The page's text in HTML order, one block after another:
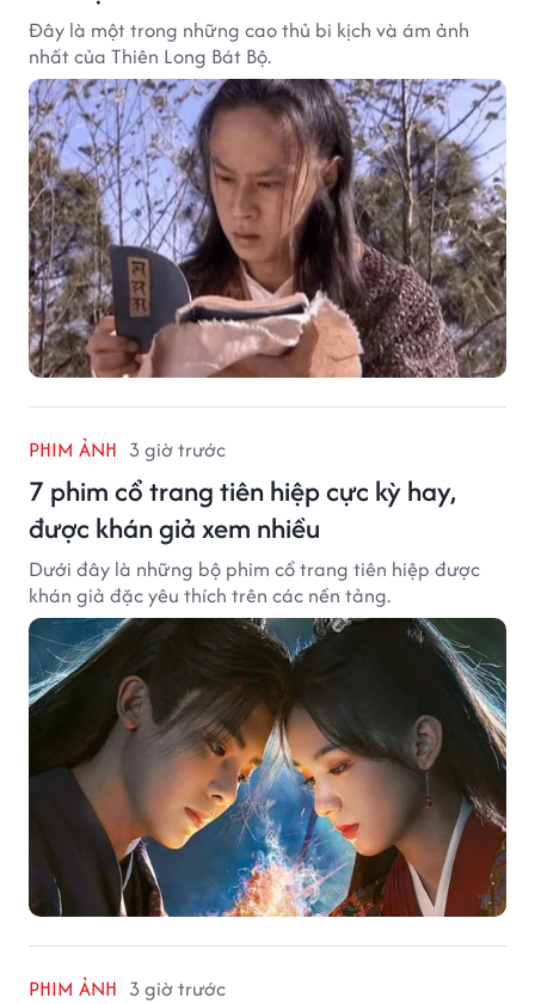
Đây là một trong những cao thủ bi kịch và ám ảnh
nhất của Thiên Long Bát Bộ.
PHIM ẢNH 3 giờ trước
7 phim cổ trang tiên hiệp cực kỳ hay,
được khán giả xem nhiều
Dưới đây là những bộ phim cổ trang tiên hiệp được
khán giả đặc yêu thích trên các nền tảng.
PHIM ẢNH 3 giờ trước